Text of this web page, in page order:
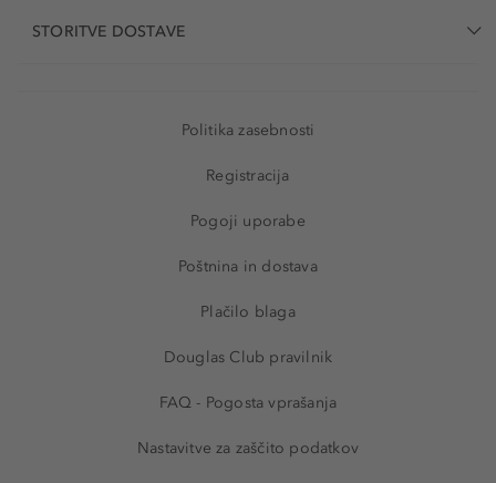
STORITVE DOSTAVE
Politika zasebnosti
Registracija
Pogoji uporabe
Poštnina in dostava
Plačilo blaga
Douglas Club pravilnik
FAQ - Pogosta vprašanja
Nastavitve za zaščito podatkov